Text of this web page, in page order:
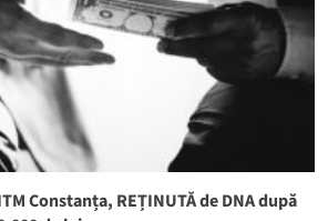
Constanța, REȚINUTĂ de DNA după